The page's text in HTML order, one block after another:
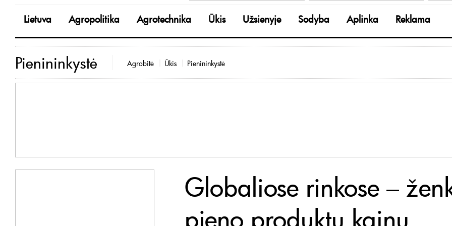
Lietuva Agropolitika Agrotechnika Ūkis Užsienyje Sodyba Aplinka Reklama
Pienininkystė Agrobitė Ūkis Pienininkystė
Globaliose rinkose –
pieno produktų kainų